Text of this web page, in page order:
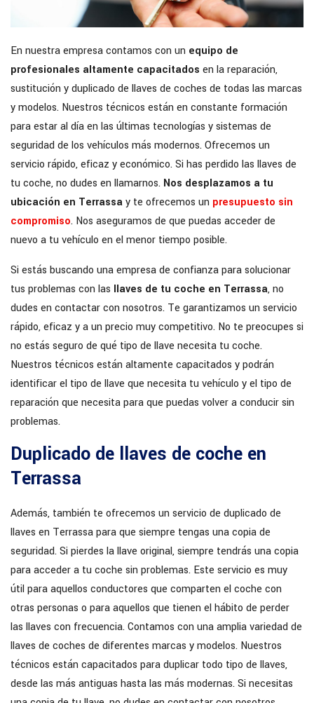
En nuestra empresa contamos con un equipo de
profesionales altamente capacitados en la reparación,
sustitución y duplicado de llaves de coches de todas las marcas
y modelos. Nuestros técnicos están en constante formación
para estar al día en las últimas tecnologías y sistemas de
seguridad de los vehículos más modernos. Ofrecemos un
servicio rápido, eficaz y económico. Si has perdido las llaves de
tu coche, no dudes en llamarnos. Nos desplazamos a tu
ubicación en Terrassay te ofrecemos un presupuesto sin
compromiso. Nos aseguramos de que puedas acceder de
nuevo a tu vehículo en el menor tiempo posible.
Si estás buscando una empresa de confianza para solucionar
tus problemas con las llaves de tu coche en Terrassa, no
dudes en contactar con nosotros. Te garantizamos un servicio
rápido, eficaz y a un precio muy competitivo. No te preocupes si
no estás seguro de qué tipo de llave necesita tu coche.
Nuestros técnicos están altamente capacitados y podrán
identificar el tipo de llave que necesita tu vehículo y el tipo de
reparación que necesita para que puedas volver a conducir sin
problemas.
Duplicado de llaves de coche en
Terrassa
Además, también te ofrecemos un servicio de duplicado de
llaves en Terrassa para que siempre tengas una copia de
seguridad. Si pierdes la llave original, siempre tendrás una copia
para acceder a tu coche sin problemas. Este servicio es muy
útil para aquellos conductores que comparten el coche con
otras personas o para aquellos que tienen el hábito de perder
las llaves con frecuencia. Contamos con una amplia variedad de
llaves de coches de diferentes marcas y modelos. Nuestros
técnicos están capacitados para duplicar todo tipo de llaves,
desde las más antiguas hasta las más modernas. Si necesitas